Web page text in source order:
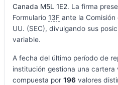
Canada M5L 1E2. La firma
Formulario 13Fante la Comisión
UU. (SEC), divulgando sus
variable.
A fecha del último período de
institución gestiona una cartera
compuesta por 196 valores